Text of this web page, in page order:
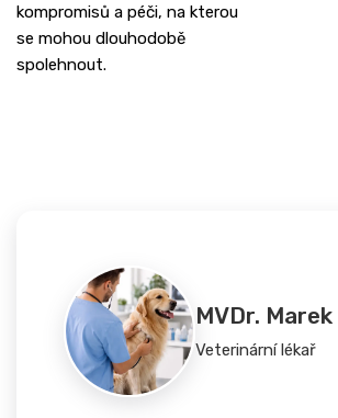
kompromisů a péči, na kterou
se mohou dlouhodobě
spolehnout.
MVDr.
Veterinární lékař